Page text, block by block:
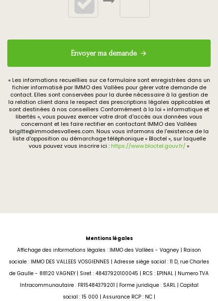
Envoyer ma demande
« Les informations recueillies sur ce formulaire sont enregistrées dans un
fichier informatisé par IMMO des Vallées pour gérer votre demande de
contact. Elles sont conservées pour la durée nécessaire à la gestion de
la relation client dans le respect des prescriptions légales applicables et
sont destinées à nos conseillers Conformément à la loi « informatique et
libertés », vous pouvez exercer votre droit d'accès aux données vous
concernant et les faire rectifier en contactant IMMO des Vallées
brigitte@immodesvallees.com. Nous vous informons de l'existence de la
liste d'opposition au démarchage téléphonique « Bloctel », sur laquelle
vous pouvez vous inscrire ici : https://www.bloctel.gouv.fr/»
Mentions légales
Affichage des informations légales : IMMO des Vallées - Vagney | Raison
sociale : IMMO DES VALLEES VOSGIENNES | Adresse siège social : 11 D, rue Charles
de Gaulle - 88120 VAGNEY | Siret : 48437920100045 | RCS : EPINAL | Numero TVA
Intracommunautaire : FR15484379201 | Forme juridique : SARL | Capital
social : 15 000 | Assurance RCP : NC |